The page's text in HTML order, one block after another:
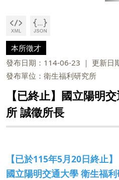
本所徵才
發布日期：114-06-23
更新日
發布單位：衛生福利研究所
【已終止】國立陽明
所 誠徵所長
【已於115年5月20日終止】
國立陽明交通大學 衛生福